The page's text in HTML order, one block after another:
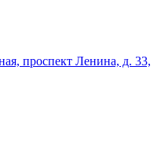
проспект Ленина, д. 33,